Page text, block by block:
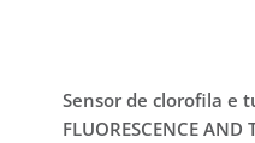
Sensor de clorofila e
FLUORESCENCE AND